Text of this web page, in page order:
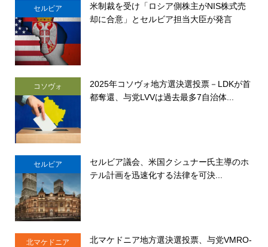
セルビア
米制裁を受け「ロシア側株主がNIS株式売
却に合意」とセルビア担当大臣が発言
コソヴォ
2025年コソヴォ地方選決選投票－LDKが首
都奪還、与党LVVは過去最多7自治体...
セルビア
セルビア議会、米国クシュナー氏主導のホ
テル計画を迅速化する法律を可決...
北マケドニア
北マケドニア地方選決選投票、与党VMRO-